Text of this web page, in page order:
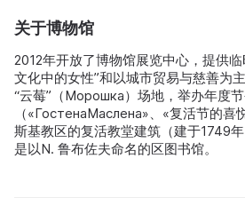
关于博物馆
2012年开放了博物馆展览中心，提供
文化中的女性”和以城市贸易与慈善为
“云莓”（Морошка）场地，举办年度
（«ГостенаМаслена»、«复活节的喜
斯基教区的复活教堂建筑（建于1749
是以N. 鲁布佐夫命名的区图书馆。